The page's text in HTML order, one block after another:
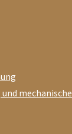
mechanische